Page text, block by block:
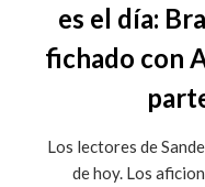
es el día:
fichado con
Los lectores de
de hoy. Los